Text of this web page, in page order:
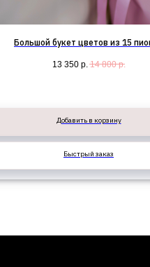
Большой букет цветов из 15
13 350 р. 14 800 р.
Добавить в корзину
Быстрый заказ